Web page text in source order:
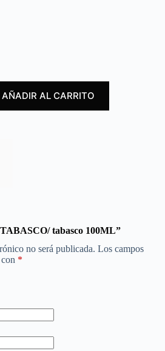
AÑADIR AL CARRITO
tabasco 100ML”
no será publicada. Los campos
*